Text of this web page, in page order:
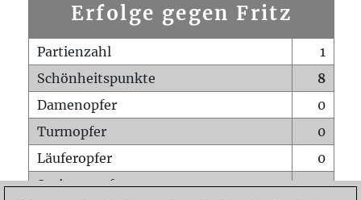
Erfolge gegen Fritz
Partienzahl
1
Schönheitspunkte
8
Damenopfer
0
Turmopfer
0
Läuferopfer
0
Springeropfer
0